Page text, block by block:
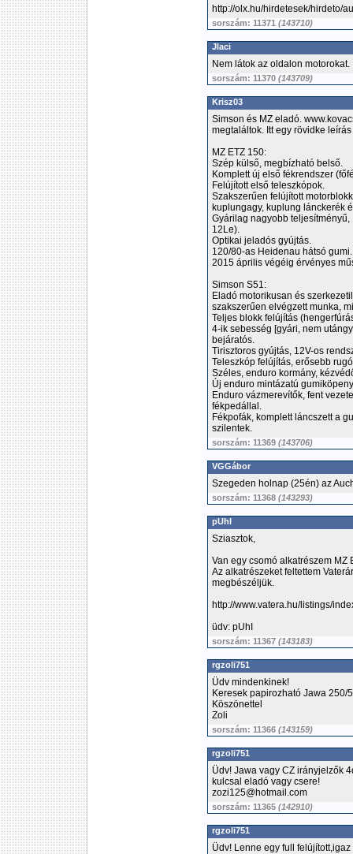
http://olx.hu/hirdetesek/hirdeto/
sorszám: 11371 (143710)
Jlaci
Nem látok az oldalon motorokat.
sorszám: 11370 (143709)
Krisz03
Simson és MZ eladó.
megtaláltok. Itt egy rövidke
MZ ETZ 150:
Szép külső, megbízható belső.
Komplett új első fékrendszer
Felújított első teleszkópok.
Szakszerűen felújított
kuplungagy, kuplung lánckerék
Gyárilag nagyobb
12Le).
Optikai jeladós gyújtás.
120/80-as Heidenau hátsó gumi.
2015 április végéig érvényes
Simson S51:
Eladó motorikusan és
szakszerűen elvégzett munka,
Teljes blokk felújítás
4-ik sebesség [gyári, nem
bejáratós.
Tirisztoros gyújtás, 12V-os
Teleszkóp felújítás, erősebb
Széles, enduro kormány,
Új enduro mintázatú
Enduro vázmerevítők, fent
fékpedállal.
Fékpofák, komplett láncszett a
szilentek.
sorszám: 11369 (143706)
VGGábor
Szegeden holnap (25én) az
sorszám: 11368 (143293)
pUhI
Sziasztok,
Van egy csomó alkatrészem
Az alkatrészeket feltettem
megbészéljük.
http://www.vatera.hu/listings/
üdv: pUhI
sorszám: 11367 (143183)
rgzoli751
Üdv mindenkinek!
Keresek papirozható Jawa 250/
Köszönettel
Zoli
sorszám: 11366 (143159)
rgzoli751
Üdv! Jawa vagy CZ irányjelzők
kulcsal eladó vagy csere!
zozi125@hotmail.com
sorszám: 11365 (142910)
rgzoli751
Üdv! Lenne egy full